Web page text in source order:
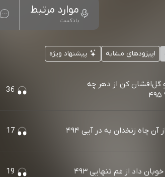
موارد مرتبط
پادکست
اپیزودهای مشابه پیشنهاد ویژه
گل‌افشان کن از دهر چه
آن چاه زنخدان به در آیی ۴۹۴
داد از غم تنهایی ۴۹۳